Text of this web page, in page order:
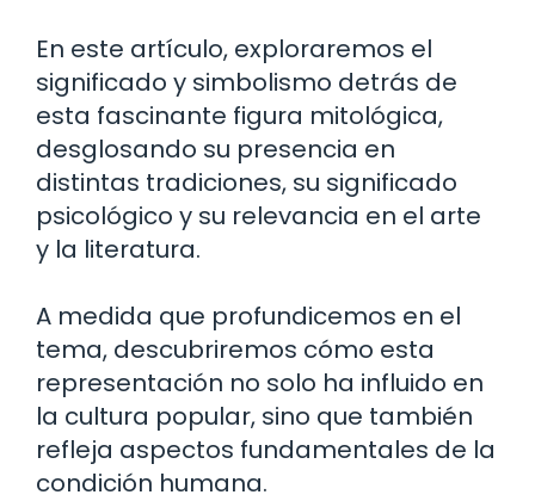
En este artículo, exploraremos el
significado y simbolismo detrás de
esta fascinante figura mitológica,
desglosando su presencia en
distintas tradiciones, su significado
psicológico y su relevancia en el arte
y la literatura.
A medida que profundicemos en el
tema, descubriremos cómo esta
representación no solo ha influido en
la cultura popular, sino que también
refleja aspectos fundamentales de la
condición humana.